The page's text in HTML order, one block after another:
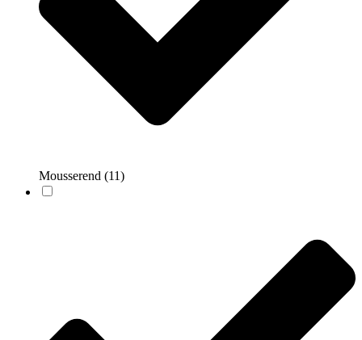
Mousserend (11)